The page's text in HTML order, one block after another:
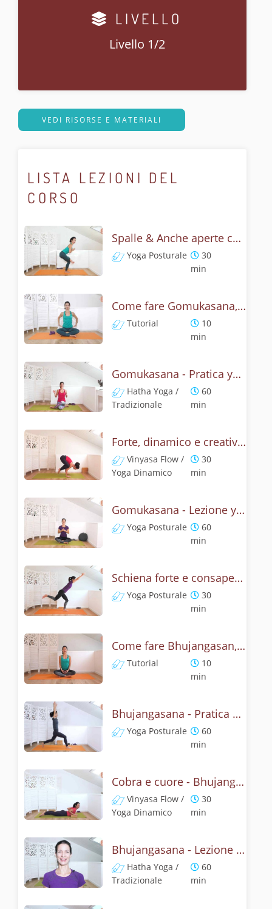
LIVELLO
Livello 1/2
VEDI RISORSE E MATERIALI
LISTA LEZIONI DEL
CORSO
Spalle & Anche aperte con Gomukasana - Flow lento e posturale
Yoga Posturale
30
min
Come fare Gomukasana, la posizione del muso della vacca? Tutorial
Tutorial
10
min
Gomukasana - Pratica yoga con l'anatomia del muso della vacca
Hatha Yoga /
Tradizionale
60
min
Forte, dinamico e creativo - Gomukasana vinyasa yoga
Vinyasa Flow /
Yoga Dinamico
30
min
Gomukasana - Lezione yoga con la storia del muso della vacca
Yoga Posturale
60
min
Schiena forte e consapevole con Bhujangasana, la posizione del cobra
Yoga Posturale
30
min
Come fare Bhujangasan, la posizione del cobra? Tutorial
Tutorial
10
min
Bhujangasana - Pratica yoga con l'anatomia del cobra
Yoga Posturale
60
min
Cobra e cuore - Bhujangasana flow
Vinyasa Flow /
Yoga Dinamico
30
min
Bhujangasana - Lezione yoga con la storia del cobra
Hatha Yoga /
Tradizionale
60
min